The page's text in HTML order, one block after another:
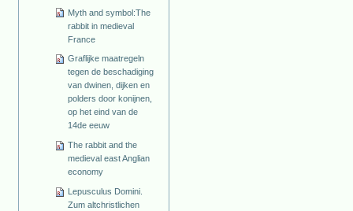
Myth and symbol:The
rabbit in medieval
France
Graflijke maatregeln
tegen de beschadiging
van dwinen, dijken en
polders door konijnen,
op het eind van de
14de eeuw
The rabbit and the
medieval east Anglian
economy
Lepusculus Domini.
Zum altchristlichen